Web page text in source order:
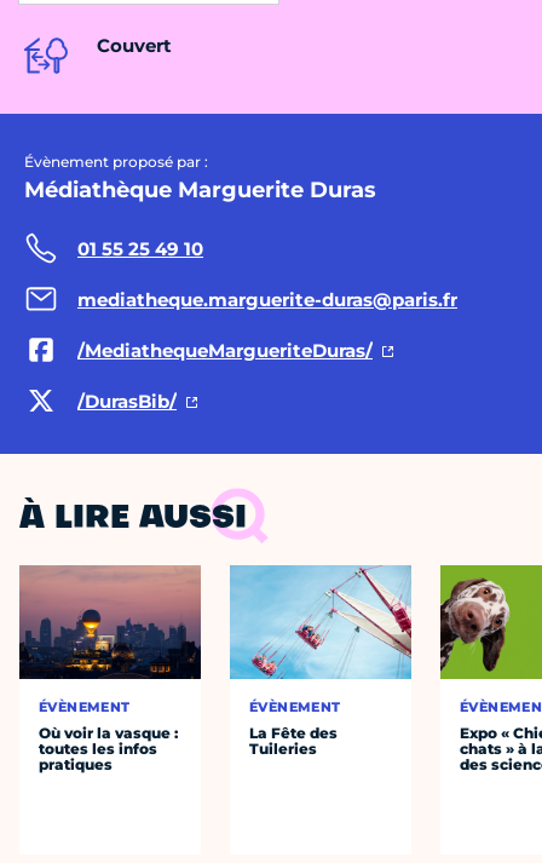
Couvert
Évènement proposé par :
Médiathèque Marguerite Duras
01 55 25 49 10
mediatheque.marguerite-duras@paris.fr
/MediathequeMargueriteDuras/
/DurasBib/
À LIRE AUSSI
ÉVÈNEMENT
Où voir la vasque :
toutes les infos
pratiques
ÉVÈNEMENT
La Fête des
Tuileries
Expo «
chats » à
des